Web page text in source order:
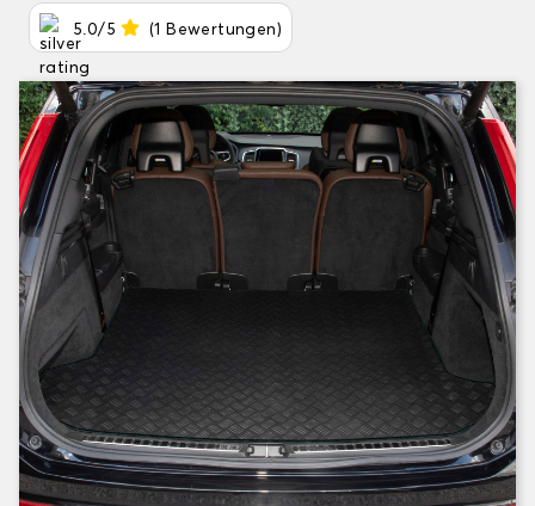
5.0/5 (1 Bewertungen)